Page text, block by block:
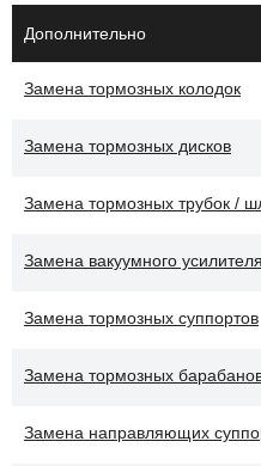
Износ уплотнительных
Коррозия или
Проблемы с работой
автомобиля Skoda Fabia
торможения.
Дополнительно
Замена тормозных колодок
Замена тормозных дисков
Замена тормозных трубок /
Замена вакуумного усилителя
Замена тормозных суппортов
Замена тормозных
Замена направляющих